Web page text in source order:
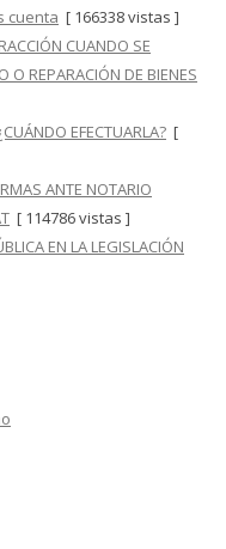
cuenta [ 166338 vistas ]
CUANDO SE
O REPARACIÓN DE BIENES
EFECTUARLA? [
ANTE NOTARIO
[ 114786 vistas ]
EN LA LEGISLACIÓN